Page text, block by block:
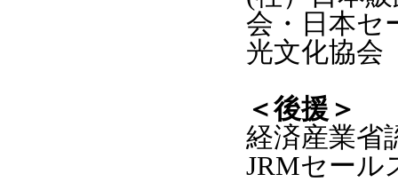
会・日本セ
光文化協会
＜後援＞
経済産業省
JRMセール